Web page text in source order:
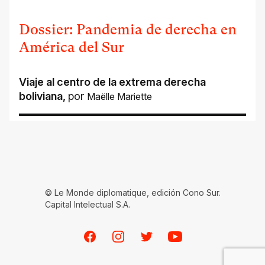
Dossier: Pandemia de derecha en
América del Sur
Viaje al centro de la extrema derecha
boliviana, por Maëlle Mariette
© Le Monde diplomatique, edición Cono Sur.
Capital Intelectual S.A.
FacebookInstagramTwitterYoutube